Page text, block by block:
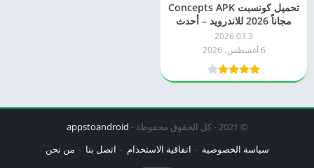
تحميل كونسبت Concepts APK
مجاناً 2026 للاندرويد – أحدث
إصدار
2026.03.3
6 أغسطس، 2026
© 2021 - كل الحقوق محفوظة -
appstoandroid
سياسة الخصوصية
اتفاقية الاستخدام اتصل بنا من نحن